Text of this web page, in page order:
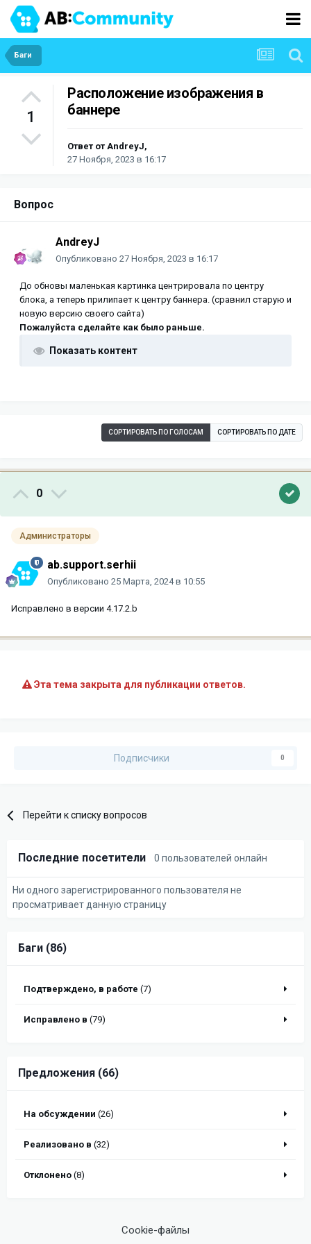
Баги
1
Расположение изображения в
баннере
Ответ от AndreyJ,
27 Ноября, 2023 в 16:17
Вопрос
AndreyJ
Опубликовано 27 Ноября, 2023 в 16:17
До обновы маленькая картинка центрировала по центру
блока, а теперь прилипает к центру баннера. (сравнил старую и
новую версию своего сайта)
Пожалуйста сделайте как было раньше.
Показать контент
СОРТИРОВАТЬ ПО ГОЛОСАМ СОРТИРОВАТЬ ПО ДАТЕ
0
Администраторы
ab.support.serhii
Опубликовано 25 Марта, 2024 в 10:55
Исправлено в версии 4.17.2.b
Эта тема закрыта для публикации ответов.
Подписчики 0
Перейти к списку вопросов
Последние посетители 0 пользователей онлайн
Ни одного зарегистрированного пользователя не
просматривает данную страницу
Баги (86)
Подтверждено, в работе (7)
Исправлено в (79)
Предложения (66)
На обсуждении (26)
Реализовано в (32)
Отклонено (8)
Cookie-файлы